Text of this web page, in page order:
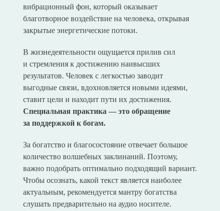
вибрационный фон, который оказывает
благотворное воздействие на человека, открывая
закрытые энергетические потоки.
В жизнедеятельности ощущается прилив сил
и стремления к достижению наивысших
результатов. Человек с легкостью заводит
выгодные связи, вдохновляется новыми идеями,
ставит цели и находит пути их достижения.
Специальная практика — это обращение
за поддержкой к богам.
За богатство и благосостояние отвечает большое
количество волшебных заклинаний. Поэтому,
важно подобрать оптимально подходящий вариант.
Чтобы осознать, какой текст является наиболее
актуальным, рекомендуется мантру богатства
слушать предварительно на аудио носителе.